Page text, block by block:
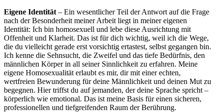
Eigene Identität – Ein wesentlicher Teil der Antwort auf die Frage
nach der Besonderheit meiner Arbeit liegt in meiner eigenen
Identität: Ich bin homosexuell und lebe diese Ausrichtung mit
Offenheit und Klarheit. Das ist für dich wichtig, weil ich die Wege,
die du vielleicht gerade erst vorsichtig ertastest, selbst gegangen bin.
Ich kenne die Sehnsucht, die Zweifel und das tiefe Bedürfnis, den
männlichen Körper in all seiner Sinnlichkeit zu erfahren. Meine
eigene Homosexualität erlaubt es mir, dir mit einer echten,
wertfreien Bewunderung für deine Männlichkeit und deinen Mut zu
begegnen. Hier triffst du auf jemanden, der deine Sprache spricht –
körperlich wie emotional. Das ist meine Basis für einen sicheren,
professionellen und tiefgreifenden Raum der Berührung.